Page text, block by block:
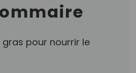
gras pour nourrir le